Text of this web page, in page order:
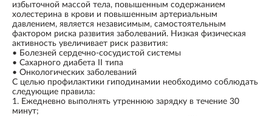
избыточной массой тела, повышенным содержанием
холестерина в крови и повышенным артериальным
давлением, является независимым, самостоятельным
фактором риска развития заболеваний. Низкая физическая
активность увеличивает риск развития:
• Болезней сердечно-сосудистой системы
• Сахарного диабета II типа
• Онкологических заболеваний
С целью профилактики гиподинамии необходимо соблюдать
следующие правила:
1. Ежедневно выполнять утреннюю зарядку в течение 30
минут;